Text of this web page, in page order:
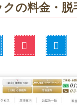
の料金・脱